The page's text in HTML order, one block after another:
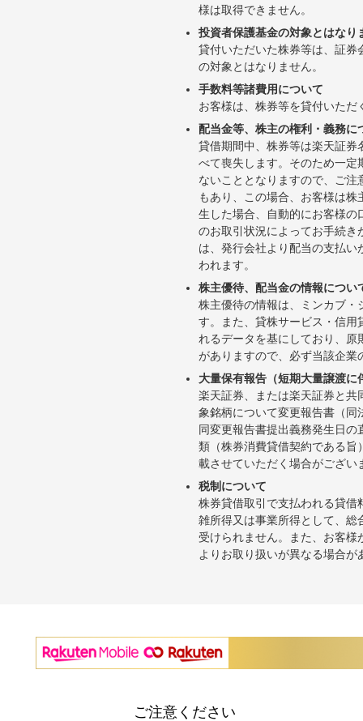
様は取得できません。
投資者保護基金の対象とはなり
貸付いただいた株券等は、証
の対象とはなりません。
手数料等諸費用について
お客様は、株券等を貸付いた
配当金等、株主の権利・義務に
貸借期間中、株券等は楽天証
べて喪失します。そのため一
ないこととなりますので、ご
もあり、この場合、お客様は
生した場合、自動的にお客様
のお取引状況によってお手続
は、発行会社より配当の支払
われます。
株主優待、配当金の情報につい
株主優待の情報は、ミンカブ
す。また、貸株サービス・信
れるデータを基にしており、
がありますので、必ず当該企
大量保有報告（短期大量譲渡
楽天証券、または楽天証券と
象銘柄について変更報告書（
同変更報告書提出義務発生日
類（株券消費貸借契約である
載させていただく場合がござ
税制について
株券貸借取引で支払われる貸
雑所得又は事業所得として、
受けられません。また、お客
よりお取り扱いが異なる場合
ご注意ください